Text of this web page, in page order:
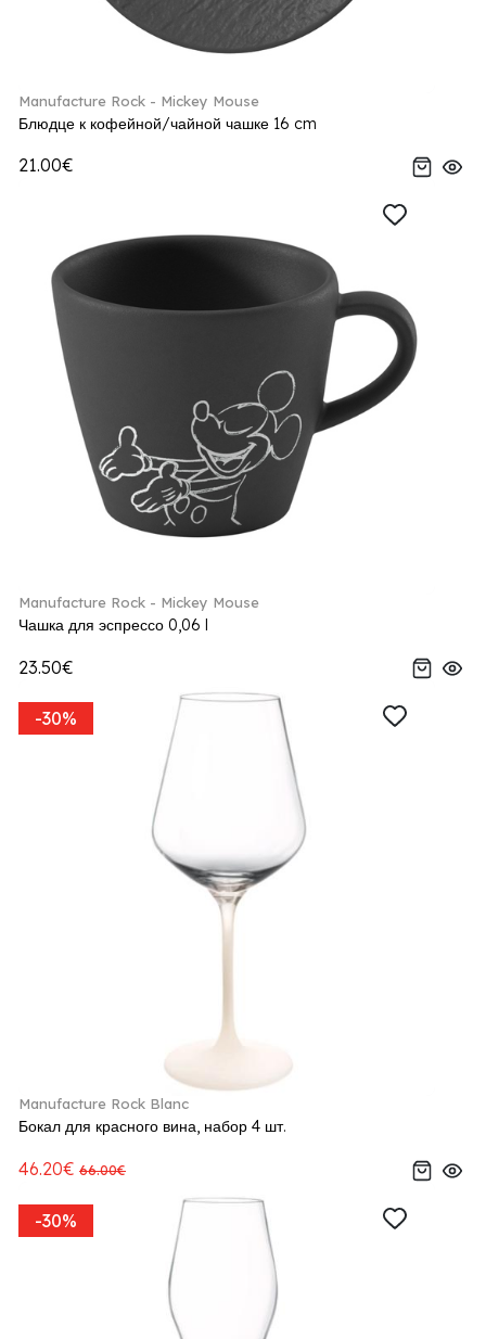
Manufacture Rock - Mickey Mouse
Блюдце к кофейной/чайной чашке 16 cm
21.00€
Manufacture Rock - Mickey Mouse
Чашка для эспрессо 0,06 l
23.50€
-30%
Manufacture Rock Blanc
Бокал для красного вина, набор 4 шт.
46.20€ 66.00€
-30%